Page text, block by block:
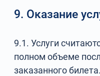
9. Оказание
9.1. Услуги
полном объеме
заказанного